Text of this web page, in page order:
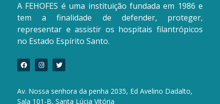
A FEHOFES é uma instituição fundada em 1986 e
tem a finalidade de defender, proteger,
representar e assistir os hospitais filantrópicos
no Estado Espírito Santo.
Av. Nossa senhora da penha 2035, Ed Avelino Dadalto,
Sala 101-B, Santa Lúcia Vitória